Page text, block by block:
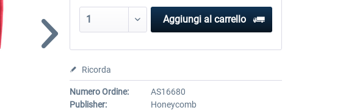
Aggiungi al carrello
Ricorda
Numero Ordine:
AS16680
Publisher:
Honeycomb